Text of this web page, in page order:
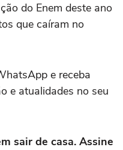
do Enem deste ano
que caíram no
e receba
e atualidades no seu
sair de casa. Assine